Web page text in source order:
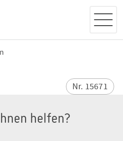
Nr. 15671
helfen?